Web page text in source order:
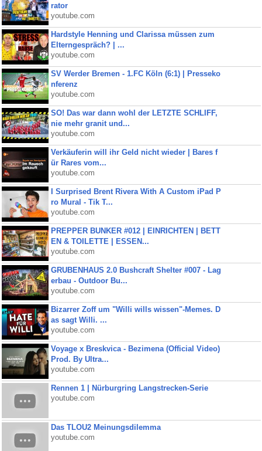
rator
youtube.com
Hardstyle Henning und Clarissa müssen zum
Elterngespräch? | ...
youtube.com
SV Werder Bremen - 1.FC Köln (6:1) | Presseko
nferenz
youtube.com
SO! Das war dann wohl der LETZTE SCHLIFF,
nie mehr granit und...
youtube.com
Verkäuferin will ihr Geld nicht wieder | Bares f
ür Rares vom...
youtube.com
I Surprised Brent Rivera With A Custom iPad P
ro Mural - Tik T...
youtube.com
PREPPER BUNKER #012 | EINRICHTEN | BETT
EN & TOILETTE | ESSEN...
youtube.com
GRUBENHAUS 2.0 Bushcraft Shelter #007 - Lag
erbau - Outdoor Bu...
youtube.com
Bizarrer Zoff um "Willi wills wissen"-Memes. D
as sagt Willi. ...
youtube.com
Voyage x Breskvica - Bezimena (Official Video)
Prod. By Ultra...
youtube.com
Rennen 1 | Nürburgring Langstrecken-Serie
youtube.com
Das TLOU2 Meinungsdilemma
youtube.com